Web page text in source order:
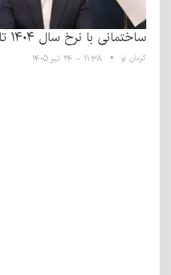
ساختمانی با نرخ سال ۱۴۰۴ تا پایان تیرماه
کرمان نو ۱۱:۳۸ - ۲۴ تیر ۱۴۰۵